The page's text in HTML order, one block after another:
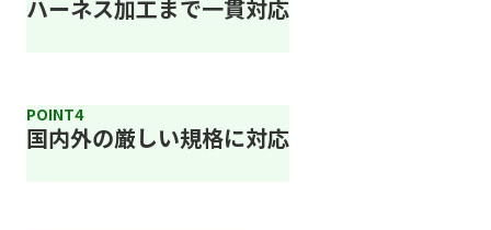
ハーネス加工まで一貫対応
POINT4
国内外の厳しい規格に対応